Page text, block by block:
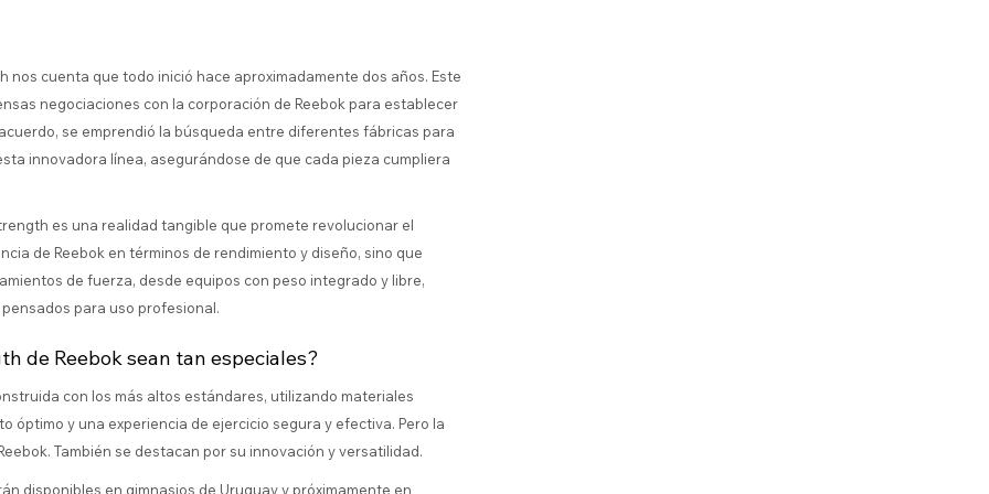
nos cuenta que todo inició hace aproximadamente dos años. Este
negociaciones con la corporación de Reebok para establecer
se emprendió la búsqueda entre diferentes fábricas para
innovadora línea, asegurándose de que cada pieza cumpliera
es una realidad tangible que promete revolucionar el
de Reebok en términos de rendimiento y diseño, sino que
de fuerza, desde equipos con peso integrado y libre,
para uso profesional.
de Reebok sean tan especiales?
con los más altos estándares, utilizando materiales
y una experiencia de ejercicio segura y efectiva. Pero la
También se destacan por su innovación y versatilidad.
disponibles en gimnasios de Uruguay y próximamente en